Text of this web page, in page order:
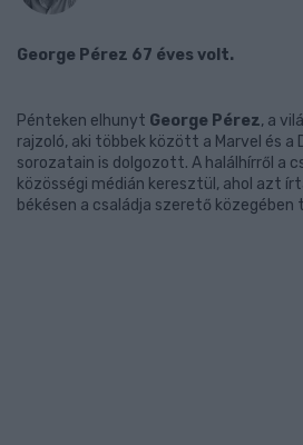
George Pérez 67 éves volt.
Pénteken elhunyt George Pérez, a
rajzoló, aki többek között a Marvel és a
sorozatain is dolgozott. A halálhírről a
közösségi médián keresztül, ahol azt
békésen a családja szerető